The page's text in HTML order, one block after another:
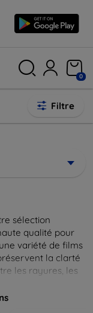
0
Filtre
sélection
qualité pour
variété de films
la clarté
les rayures, les
une